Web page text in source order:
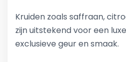
Kruiden zoals saffraan,
zijn uitstekend voor een
exclusieve geur en smaak.